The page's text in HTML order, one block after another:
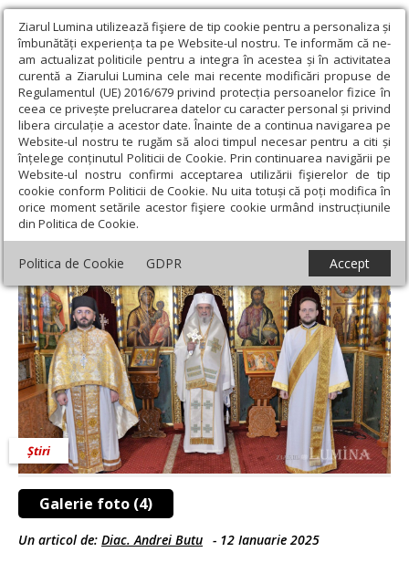
Ziarul Lumina utilizează fişiere de tip cookie pentru a personaliza și
îmbunătăți experiența ta pe Website-ul nostru. Te informăm că ne-
am actualizat politicile pentru a integra în acestea și în activitatea
curentă a Ziarului Lumina cele mai recente modificări propuse de
Regulamentul (UE) 2016/679 privind protecția persoanelor fizice în
ceea ce privește prelucrarea datelor cu caracter personal și privind
libera circulație a acestor date. Înainte de a continua navigarea pe
Website-ul nostru te rugăm să aloci timpul necesar pentru a citi și
înțelege conținutul Politicii de Cookie. Prin continuarea navigării pe
Website-ul nostru confirmi acceptarea utilizării fişierelor de tip
cookie conform Politicii de Cookie. Nu uita totuși că poți modifica în
orice moment setările acestor fişiere cookie urmând instrucțiunile
din Politica de Cookie.
Politica de Cookie GDPR Accept
Ziarul Lumina › Actualitate religioasă › Știri › „Iisus Hristos este
Lumina vieții veșnice”
„Iisus Hristos este Lumina vieții veșnice”
Galerie foto (4)
Știri
Un articol de: Diac. Andrei Butu - 12 Ianuarie 2025